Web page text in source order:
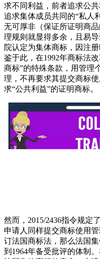
求不同利益，前者追求公
追求集体成员共同的“私人
无可厚非（保证所证明商
理规则就显得多余，且易
院认定为集体商标，因注
鉴于此，在1992年商标法
商标”的特殊条款，用管理
理，不再要求其提交商标
求“公共利益”的证明商标。
然而， 2015/2436指令规定
申请人同样提交商标使用
订法国商标法，那么法国
到 1964年备受批评的体制